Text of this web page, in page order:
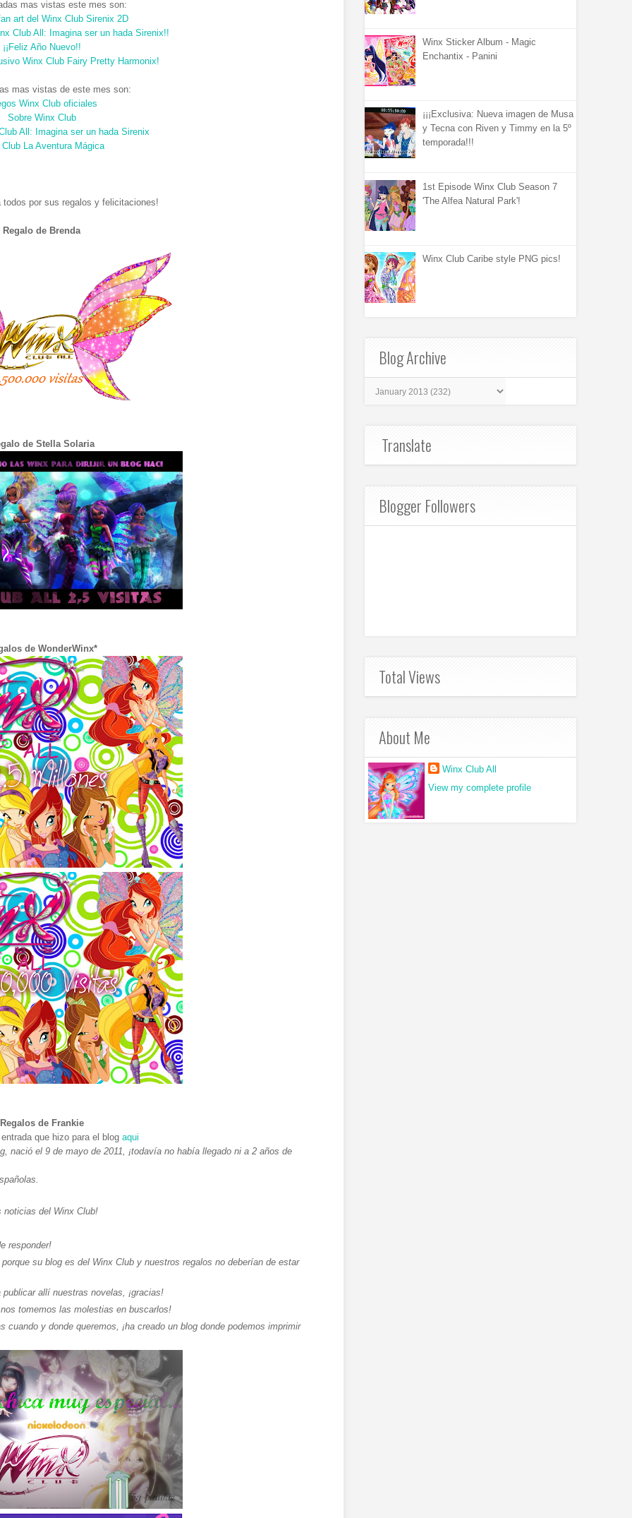
mas vistas este mes son:
art del Winx Club Sirenix 2D
Club All: Imagina ser un hada Sirenix!!
¡¡Feliz Año Nuevo!!
Winx Club Fairy Pretty Harmonix!
mas vistas de este mes son:
Winx Club oficiales
Sobre Winx Club
All: Imagina ser un hada Sirenix
La Aventura Mágica
todos por sus regalos y felicitaciones!
Regalo de Brenda
de Stella Solaria
de WonderWinx*
Regalos de Frankie
que hizo para el blog aqui
nació el 9 de mayo de 2011, ¡todavía no había llegado ni a 2 años de
noticias del Winx Club!
responder!
su blog es del Winx Club y nuestros regalos no deberían de estar
allí nuestras novelas, ¡gracias!
tomemos las molestias en buscarlos!
y donde queremos, ¡ha creado un blog donde podemos imprimir
Winx Sticker Album - Magic
Enchantix - Panini
¡¡¡Exclusiva: Nueva imagen de Musa
y Tecna con Riven y Timmy en la 5º
temporada!!!
1st Episode Winx Club Season 7
'The Alfea Natural Park'!
Winx Club Caribe style PNG pics!
Blog Archive
Translate
Blogger Followers
Total Views
About Me
Winx Club All
View my complete profile